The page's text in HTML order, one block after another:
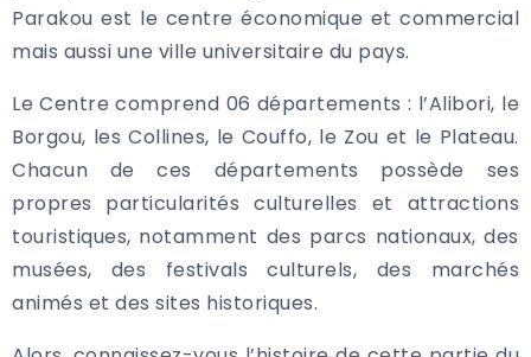
Parakou est le centre économique et commercial
mais aussi une ville universitaire du pays.
Le Centre comprend 06 départements : l’Alibori, le
Borgou, les Collines, le Couffo, le Zou et le Plateau.
Chacun de ces départements possède ses
propres particularités culturelles et attractions
touristiques, notamment des parcs nationaux, des
musées, des festivals culturels, des marchés
animés et des sites historiques.